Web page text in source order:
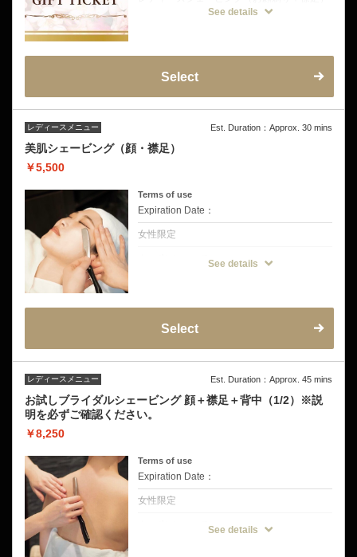
＋フェイシャルマッサージ（お顔ほぐし）
ださい。
・当日は、受付のスタッフへギフトチケット
加分の料金は、当日お支払いをお願いいたし
・本クーポンは、レディースシェービングギ
フトチケットをご利用のお客様専用です。ギ
フトチケットをご提示いただけない場合、通
See details
Select
レディースメニュー Est. Duration：Approx. 30 mins
美肌シェービング（顔・襟足）
￥5,500
Terms of use
Expiration Date：
女性限定
きれいに仕上げるシェービングコース。
仕上がる」とリピーターの多い人気メニュー
です。
・メイクの仕上がりを格上げしたい方
◆注意事項
挙式前の方は挙式のお日にちを備考欄にご記
入ください。
See details
Select
レディースメニュー Est. Duration：Approx. 45 mins
お試しブライダルシェービング 顔＋襟足＋背中（1/2）※説
明を必ずご確認ください。
￥8,250
Terms of use
Expiration Date：
女性限定
See details